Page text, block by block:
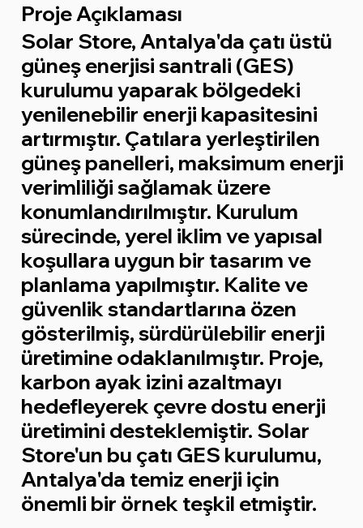
Proje Açıklaması
Solar Store, Antalya'da çatı üstü
güneş enerjisi santrali (GES)
kurulumu yaparak bölgedeki
yenilenebilir enerji kapasitesini
artırmıştır. Çatılara yerleştirilen
güneş panelleri, maksimum enerji
verimliliği sağlamak üzere
konumlandırılmıştır. Kurulum
sürecinde, yerel iklim ve yapısal
koşullara uygun bir tasarım ve
planlama yapılmıştır. Kalite ve
güvenlik standartlarına özen
gösterilmiş, sürdürülebilir enerji
üretimine odaklanılmıştır. Proje,
karbon ayak izini azaltmayı
hedefleyerek çevre dostu enerji
üretimini desteklemiştir. Solar
Store'un bu çatı GES kurulumu,
Antalya'da temiz enerji için
önemli bir örnek teşkil etmiştir.